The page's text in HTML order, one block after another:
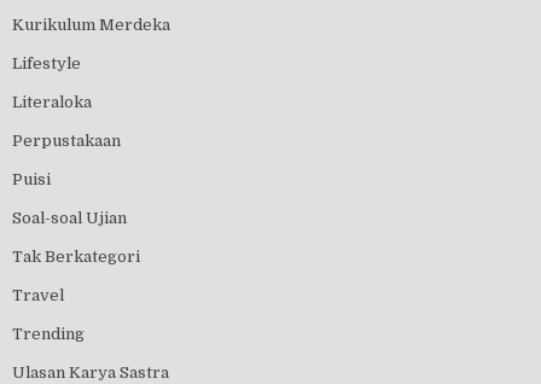
Kurikulum Merdeka
Lifestyle
Literaloka
Perpustakaan
Puisi
Soal-soal Ujian
Tak Berkategori
Travel
Trending
Ulasan Karya Sastra